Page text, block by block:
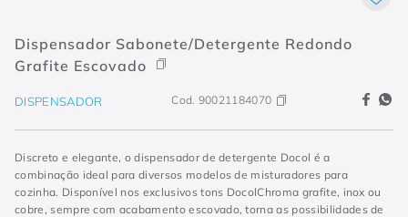
Dispensador Sabonete/Detergente Redondo
Grafite Escovado
DISPENSADOR Cod. 90021184070
Discreto e elegante, o dispensador de detergente Docol é a
combinação ideal para diversos modelos de misturadores para
cozinha. Disponível nos exclusivos tons DocolChroma grafite, inox ou
cobre, sempre com acabamento escovado, torna as possibilidades de
3º misturador
4º chuveiro